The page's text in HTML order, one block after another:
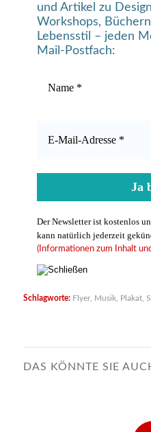
und Artikel zu
Workshops,
Lebensstil – jeden
Mail-Postfach:
Der Newsletter ist kostenlos
kann natürlich jederzeit
(Informationen zum Inhalt
Schlagworte: Flyer, Musik, Plakat,
DAS KÖNNTE SIE